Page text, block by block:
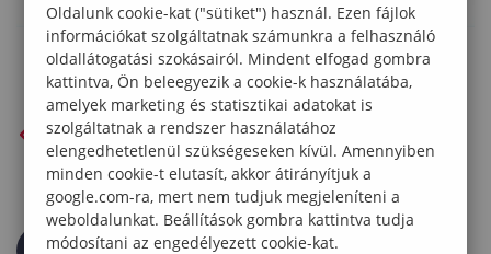
VISSZA AZ ELŐZŐ OLDALRA
Oldalunk cookie-kat ("sütiket") használ. Ezen fájlok
információkat szolgáltatnak számunkra a felhasználó
oldallátogatási szokásairól. Mindent elfogad gombra
kattintva, Ön beleegyezik a cookie-k használatába,
amelyek marketing és statisztikai adatokat is
szolgáltatnak a rendszer használatához
elengedhetetlenül szükségeseken kívül. Amennyiben
minden cookie-t elutasít, akkor átirányítjuk a
google.com-ra, mert nem tudjuk megjeleníteni a
weboldalunkat. Beállítások gombra kattintva tudja
módosítani az engedélyezett cookie-kat.